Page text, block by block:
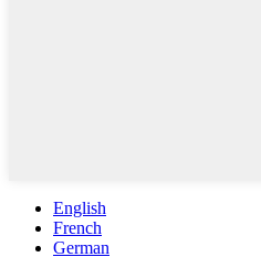
English
French
German